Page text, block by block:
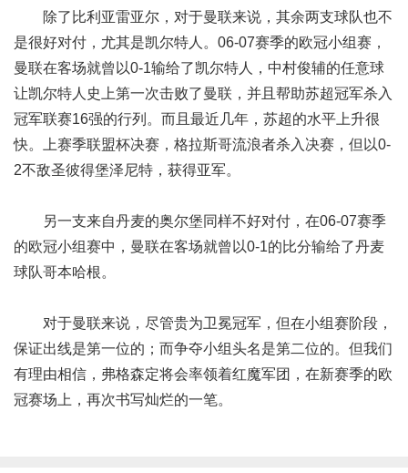
除了比利亚雷亚尔，对于曼联来说，其余两支球队也不
是很好对付，尤其是凯尔特人。06-07赛季的欧冠小组赛，
曼联在客场就曾以0-1输给了凯尔特人，中村俊辅的任意球
让凯尔特人史上第一次击败了曼联，并且帮助苏超冠军杀入
冠军联赛16强的行列。而且最近几年，苏超的水平上升很
快。上赛季联盟杯决赛，格拉斯哥流浪者杀入决赛，但以0-
2不敌圣彼得堡泽尼特，获得亚军。
另一支来自丹麦的奥尔堡同样不好对付，在06-07赛季
的欧冠小组赛中，曼联在客场就曾以0-1的比分输给了丹麦
球队哥本哈根。
对于曼联来说，尽管贵为卫冕冠军，但在小组赛阶段，
保证出线是第一位的；而争夺小组头名是第二位的。但我们
有理由相信，弗格森定将会率领着红魔军团，在新赛季的欧
冠赛场上，再次书写灿烂的一笔。